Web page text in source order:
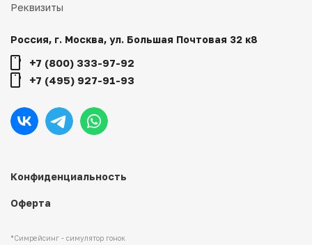
*Симрейсинг - симулятор гонок
Конфиденциальность
Оферта
Реквизиты
Россия, г. Москва, ул. Большая Почтовая 32 к8
+7 (800) 333-97-92
+7 (495) 927-91-93